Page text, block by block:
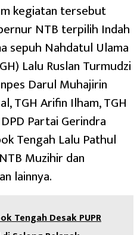
kegiatan tersebut
NTB terpilih Indah
sepuh Nahdatul Ulama
Lalu Ruslan Turmudzi
Darul Muhajirin
TGH Arifin Ilham, TGH
Partai Gerindra
Tengah Lalu Pathul
Muzihir dan
lainnya.
Tengah Desak PUPR